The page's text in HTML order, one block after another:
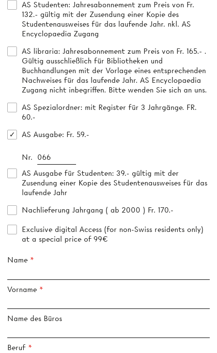
AS Studenten: Jahresabonnement zum Preis von Fr.
132.- gültig mit der Zusendung einer Kopie des
Studentenausweises für das laufende Jahr. nkl. AS
Encyclopaedia Zugang
AS libraria: Jahresabonnement zum Preis von Fr. 165.- .
Gültig ausschließlich für Bibliotheken und
Buchhandlungen mit der Vorlage eines entsprechenden
Nachweises für das laufende Jahr. AS Encyclopaedia
Zugang nicht inbegriffen. Bitte wenden Sie sich an uns.
AS Spezialordner: mit Register für 3 Jahrgänge. FR.
60.-
AS Ausgabe: Fr. 59.-
Nr.
AS Ausgabe für Studenten: 39.- gültig mit der
Zusendung einer Kopie des Studentenausweises für das
laufende Jahr
Nachlieferung Jahrgang ( ab 2000 ) Fr. 170.-
Exclusive digital Access (for non-Swiss residents only)
at a special price of 99€
Name
Vorname
Name des Büros
Beruf